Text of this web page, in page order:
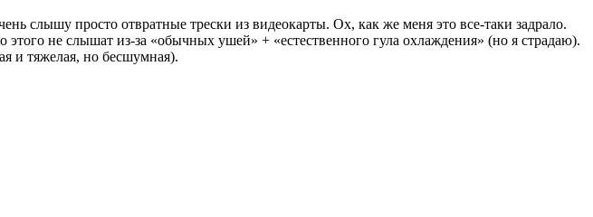
слышу просто отвратные трески из видеокарты. Ох, как же меня это все-таки задрало.
не слышат из-за «обычных ушей» + «естественного гула охлаждения» (но я страдаю).
и тяжелая, но бесшумная).